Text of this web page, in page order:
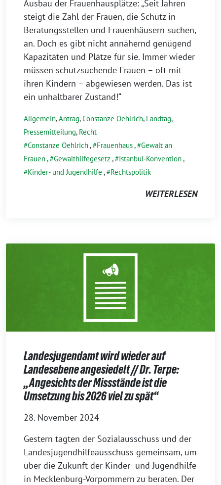
Ausbau der Frauenhausplätze: „Seit Jahren
steigt die Zahl der Frauen, die Schutz in
Beratungsstellen und Frauenhäusern suchen,
an. Doch es gibt nicht annähernd genügend
Kapazitäten und Plätze für sie. Immer wieder
müssen schutzsuchende Frauen – oft mit
ihren Kindern – abgewiesen werden. Das ist
ein unhaltbarer Zustand!“
Allgemein,Antrag,Constanze Oehlrich, Landtag,
Pressemitteilung, Recht
Constanze Oehlrich, Frauenhaus, Gewalt an
Frauen, Gewalthilfegesetz , Istanbul-Konvention,
Kinder- und Jugendhilfe , Rechtspolitik
WEITERLESEN
Landesjugendamt wird wieder auf
Landesebene angesiedelt // Dr. Terpe:
„Angesichts der Missstände ist die
Umsetzung bis 2026 viel zu spät“
28. November 2024
Gestern tagten der Sozialausschuss und der
Landesjugendhilfeausschuss gemeinsam, um
über die Zukunft der Kinder- und Jugendhilfe
in Mecklenburg-Vorpommern zu beraten. Der